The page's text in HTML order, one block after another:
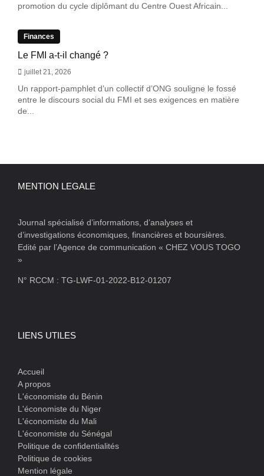
promotion du cycle diplômant du Centre Ouest Africain...
Finances
Le FMI a-t-il changé ?
juillet 21, 2026
Un rapport-pamphlet d’un collectif d’ONG souligne le fossé
entre le discours social du FMI et ses exigences en matière
de...
MENTION LEGALE
Journal spécialisé d’informations, d’analyses et
d’investigations économiques, financières et boursières.
Edité par l’Agence de communication « CHEZ VOUS TOGO
»
N° RCCM : TG-LWF-01-2022-B12-01207
LIENS UTILES
Accueil
A propos
L'économiste du Bénin
L'économiste du Niger
L'économiste du Mali
L'économiste du Sénégal
Politique de confidentialités
Politique de cookies
Mention légale